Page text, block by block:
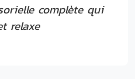
complète qui
relaxe